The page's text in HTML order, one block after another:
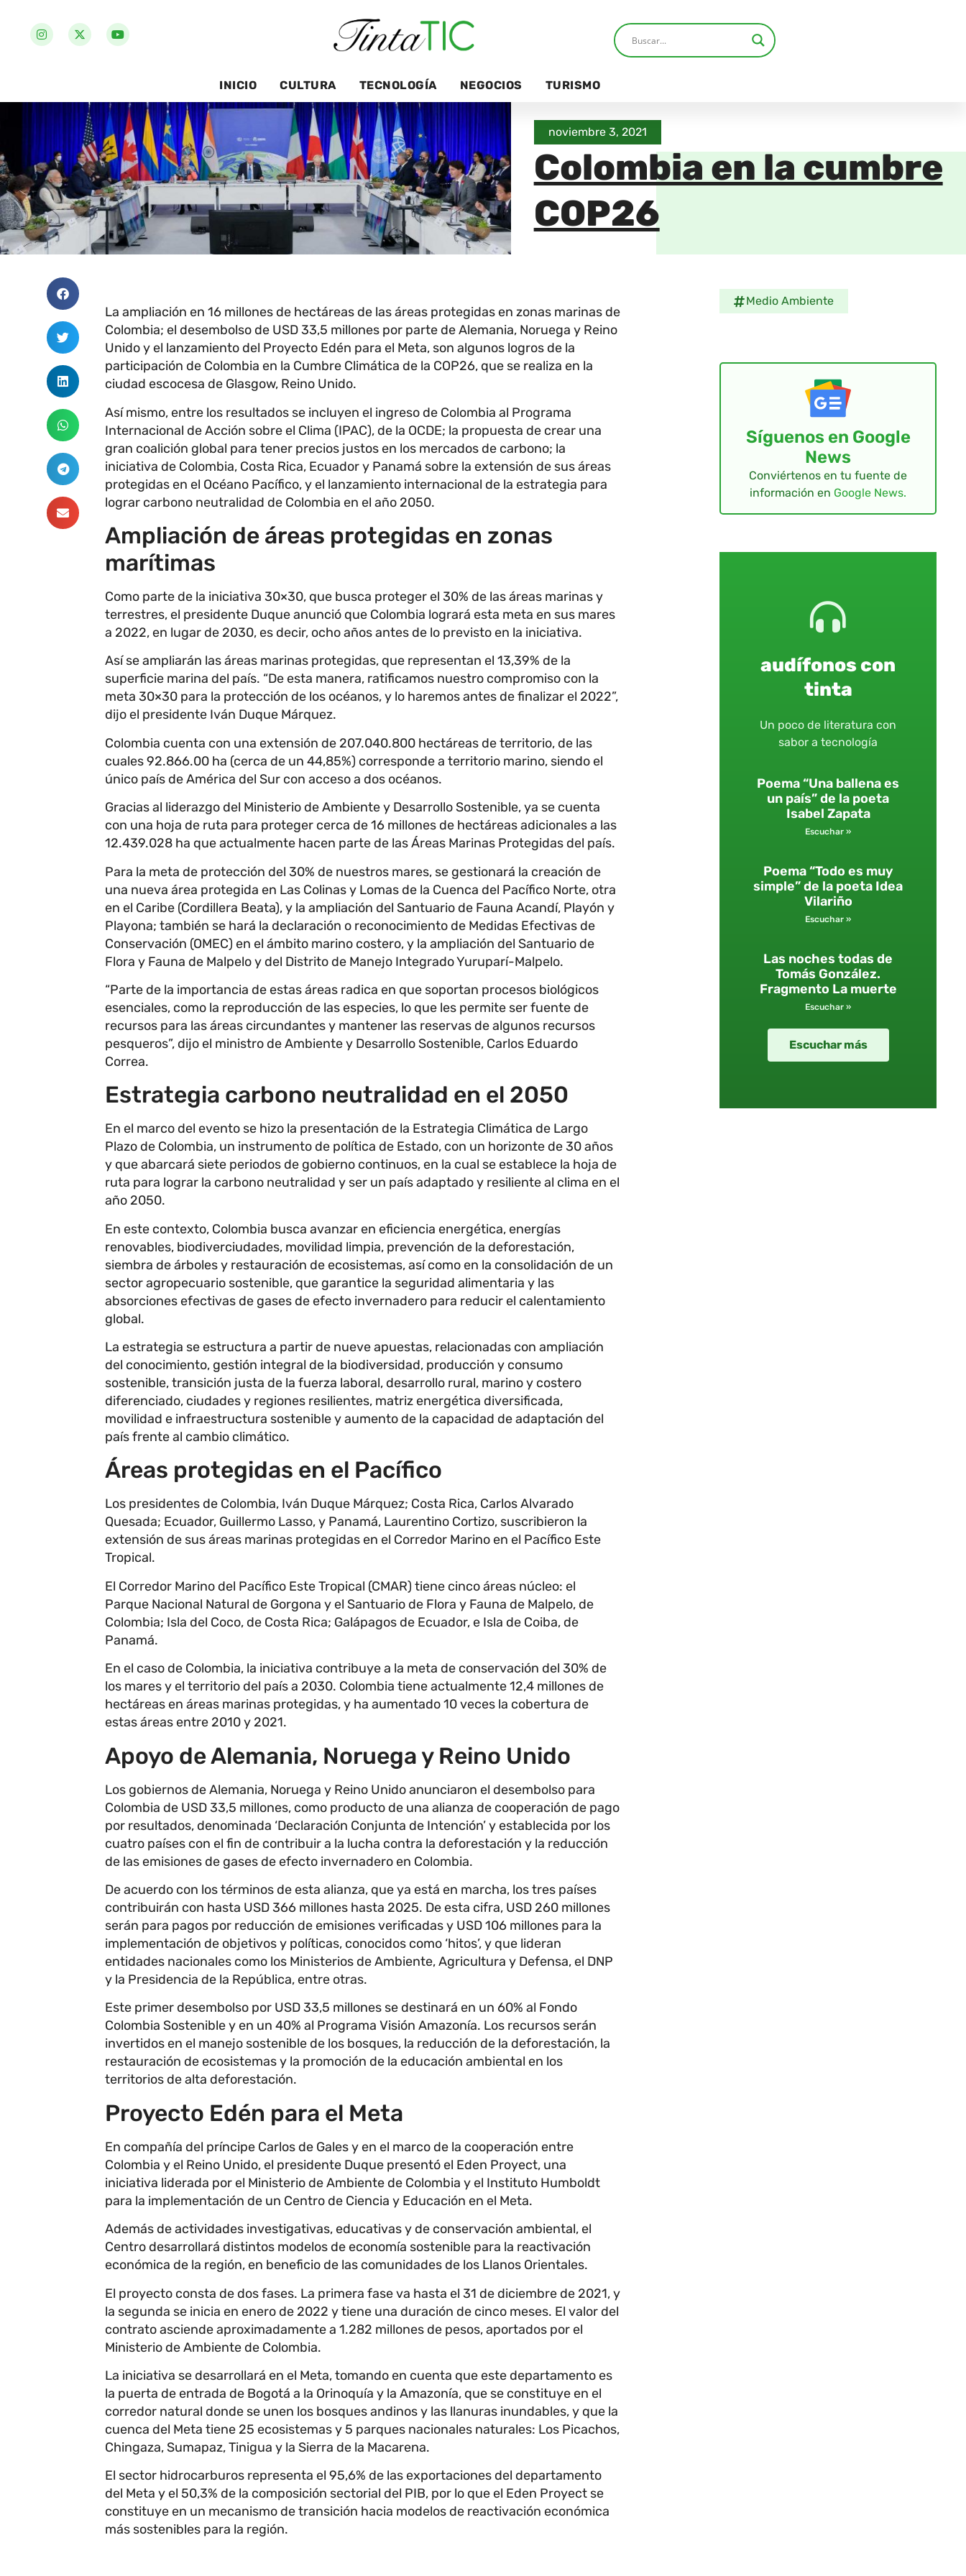
INICIO CULTURA TECNOLOGÍA NEGOCIOS TURISMO
noviembre 3, 2021
Colombia en la cumbre
COP26
La ampliación en 16 millones de hectáreas de las áreas protegidas en zonas marinas de
Colombia; el desembolso de USD 33,5 millones por parte de Alemania, Noruega y Reino
Unido y el lanzamiento del Proyecto Edén para el Meta, son algunos logros de la
participación de Colombia en la Cumbre Climática de la COP26, que se realiza en la
ciudad escocesa de Glasgow, Reino Unido.
Así mismo, entre los resultados se incluyen el ingreso de Colombia al Programa
Internacional de Acción sobre el Clima (IPAC), de la OCDE; la propuesta de crear una
gran coalición global para tener precios justos en los mercados de carbono; la
iniciativa de Colombia, Costa Rica, Ecuador y Panamá sobre la extensión de sus áreas
protegidas en el Océano Pacífico, y el lanzamiento internacional de la estrategia para
lograr carbono neutralidad de Colombia en el año 2050.
Ampliación de áreas protegidas en zonas
marítimas
Como parte de la iniciativa 30×30, que busca proteger el 30% de las áreas marinas y
terrestres, el presidente Duque anunció que Colombia logrará esta meta en sus mares
a 2022, en lugar de 2030, es decir, ocho años antes de lo previsto en la iniciativa.
Así se ampliarán las áreas marinas protegidas, que representan el 13,39% de la
superficie marina del país. “De esta manera, ratificamos nuestro compromiso con la
meta 30×30 para la protección de los océanos, y lo haremos antes de finalizar el 2022”,
dijo el presidente Iván Duque Márquez.
Colombia cuenta con una extensión de 207.040.800 hectáreas de territorio, de las
cuales 92.866.00 ha (cerca de un 44,85%) corresponde a territorio marino, siendo el
único país de América del Sur con acceso a dos océanos.
Gracias al liderazgo del Ministerio de Ambiente y Desarrollo Sostenible, ya se cuenta
con una hoja de ruta para proteger cerca de 16 millones de hectáreas adicionales a las
12.439.028 ha que actualmente hacen parte de las Áreas Marinas Protegidas del país.
Para la meta de protección del 30% de nuestros mares, se gestionará la creación de
una nueva área protegida en Las Colinas y Lomas de la Cuenca del Pacífico Norte, otra
en el Caribe (Cordillera Beata), y la ampliación del Santuario de Fauna Acandí, Playón y
Playona; también se hará la declaración o reconocimiento de Medidas Efectivas de
Conservación (OMEC) en el ámbito marino costero, y la ampliación del Santuario de
Flora y Fauna de Malpelo y del Distrito de Manejo Integrado Yuruparí-Malpelo.
“Parte de la importancia de estas áreas radica en que soportan procesos biológicos
esenciales, como la reproducción de las especies, lo que les permite ser fuente de
recursos para las áreas circundantes y mantener las reservas de algunos recursos
pesqueros”, dijo el ministro de Ambiente y Desarrollo Sostenible, Carlos Eduardo
Correa.
Estrategia carbono neutralidad en el 2050
En el marco del evento se hizo la presentación de la Estrategia Climática de Largo
Plazo de Colombia, un instrumento de política de Estado, con un horizonte de 30 años
y que abarcará siete periodos de gobierno continuos, en la cual se establece la hoja de
ruta para lograr la carbono neutralidad y ser un país adaptado y resiliente al clima en el
año 2050.
En este contexto, Colombia busca avanzar en eficiencia energética, energías
renovables, biodiverciudades, movilidad limpia, prevención de la deforestación,
siembra de árboles y restauración de ecosistemas, así como en la consolidación de un
sector agropecuario sostenible, que garantice la seguridad alimentaria y las
absorciones efectivas de gases de efecto invernadero para reducir el calentamiento
global.
La estrategia se estructura a partir de nueve apuestas, relacionadas con ampliación
del conocimiento, gestión integral de la biodiversidad, producción y consumo
sostenible, transición justa de la fuerza laboral, desarrollo rural, marino y costero
diferenciado, ciudades y regiones resilientes, matriz energética diversificada,
movilidad e infraestructura sostenible y aumento de la capacidad de adaptación del
país frente al cambio climático.
Áreas protegidas en el Pacífico
Los presidentes de Colombia, Iván Duque Márquez; Costa Rica, Carlos Alvarado
Quesada; Ecuador, Guillermo Lasso, y Panamá, Laurentino Cortizo, suscribieron la
extensión de sus áreas marinas protegidas en el Corredor Marino en el Pacífico Este
Tropical.
El Corredor Marino del Pacífico Este Tropical (CMAR) tiene cinco áreas núcleo: el
Parque Nacional Natural de Gorgona y el Santuario de Flora y Fauna de Malpelo, de
Colombia; Isla del Coco, de Costa Rica; Galápagos de Ecuador, e Isla de Coiba, de
Panamá.
En el caso de Colombia, la iniciativa contribuye a la meta de conservación del 30% de
los mares y el territorio del país a 2030. Colombia tiene actualmente 12,4 millones de
hectáreas en áreas marinas protegidas, y ha aumentado 10 veces la cobertura de
estas áreas entre 2010 y 2021.
Apoyo de Alemania, Noruega y Reino Unido
Los gobiernos de Alemania, Noruega y Reino Unido anunciaron el desembolso para
Colombia de USD 33,5 millones, como producto de una alianza de cooperación de pago
por resultados, denominada ‘Declaración Conjunta de Intención’ y establecida por los
cuatro países con el fin de contribuir a la lucha contra la deforestación y la reducción
de las emisiones de gases de efecto invernadero en Colombia.
De acuerdo con los términos de esta alianza, que ya está en marcha, los tres países
contribuirán con hasta USD 366 millones hasta 2025. De esta cifra, USD 260 millones
serán para pagos por reducción de emisiones verificadas y USD 106 millones para la
implementación de objetivos y políticas, conocidos como ‘hitos’, y que lideran
entidades nacionales como los Ministerios de Ambiente, Agricultura y Defensa, el DNP
y la Presidencia de la República, entre otras.
Este primer desembolso por USD 33,5 millones se destinará en un 60% al Fondo
Colombia Sostenible y en un 40% al Programa Visión Amazonía. Los recursos serán
invertidos en el manejo sostenible de los bosques, la reducción de la deforestación, la
restauración de ecosistemas y la promoción de la educación ambiental en los
territorios de alta deforestación.
Proyecto Edén para el Meta
En compañía del príncipe Carlos de Gales y en el marco de la cooperación entre
Colombia y el Reino Unido, el presidente Duque presentó el Eden Proyect, una
iniciativa liderada por el Ministerio de Ambiente de Colombia y el Instituto Humboldt
para la implementación de un Centro de Ciencia y Educación en el Meta.
Además de actividades investigativas, educativas y de conservación ambiental, el
Centro desarrollará distintos modelos de economía sostenible para la reactivación
económica de la región, en beneficio de las comunidades de los Llanos Orientales.
El proyecto consta de dos fases. La primera fase va hasta el 31 de diciembre de 2021, y
la segunda se inicia en enero de 2022 y tiene una duración de cinco meses. El valor del
contrato asciende aproximadamente a 1.282 millones de pesos, aportados por el
Ministerio de Ambiente de Colombia.
La iniciativa se desarrollará en el Meta, tomando en cuenta que este departamento es
la puerta de entrada de Bogotá a la Orinoquía y la Amazonía, que se constituye en el
corredor natural donde se unen los bosques andinos y las llanuras inundables, y que la
cuenca del Meta tiene 25 ecosistemas y 5 parques nacionales naturales: Los Picachos,
Chingaza, Sumapaz, Tinigua y la Sierra de la Macarena.
El sector hidrocarburos representa el 95,6% de las exportaciones del departamento
del Meta y el 50,3% de la composición sectorial del PIB, por lo que el Eden Proyect se
constituye en un mecanismo de transición hacia modelos de reactivación económica
más sostenibles para la región.
Medio Ambiente
Síguenos en Google
News
Conviértenos en tu fuente de
información en Google News.
audífonos con
tinta
Un poco de literatura con
sabor a tecnología
Poema “Una ballena es
un país” de la poeta
Isabel Zapata
Escuchar »
Poema “Todo es muy
simple” de la poeta Idea
Vilariño
Escuchar »
Las noches todas de
Tomás González.
Fragmento La muerte
Escuchar »
Escuchar más